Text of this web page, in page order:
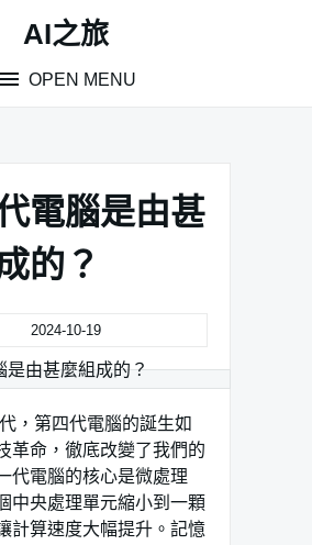
AI之旅
OPEN MENU
電腦是由甚
的？
2024-10-19
，第四代電腦的誕生如
革命，徹底改變了我們的
代電腦的核心是微處理
中央處理單元縮小到一顆
計算速度大幅提升。記憶